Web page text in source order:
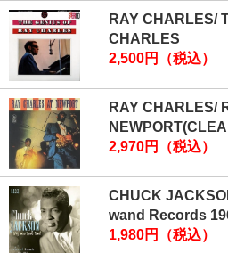
RAY CHARLES/
CHARLES
2,500円（税込）
RAY CHARLES/
2,970円（税込）
CHUCK
wand Records
1,980円（税込）